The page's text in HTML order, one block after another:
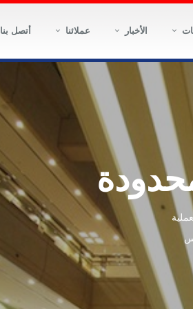
الأخبار عملائنا أتصل بنا